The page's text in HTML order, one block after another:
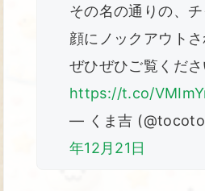
その名の通りの、
顔にノックアウトさ
ぜひぜひご覧くださ
https://t.co/
— くま吉
年12月21日